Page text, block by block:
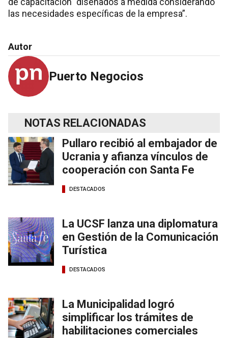
las necesidades específicas de la empresa”.
Autor
Puerto Negocios
NOTAS RELACIONADAS
Pullaro recibió al embajador de
Ucrania y afianza vínculos de
cooperación con Santa Fe
DESTACADOS
La UCSF lanza una diplomatura
en Gestión de la Comunicación
Turística
DESTACADOS
La Municipalidad logró
simplificar los trámites de
habilitaciones comerciales